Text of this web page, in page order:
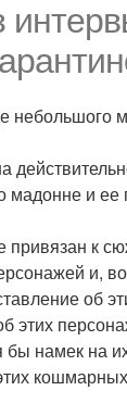
небольшого
мадонне и ее
привязан к
и,
об
этих
бы намек на